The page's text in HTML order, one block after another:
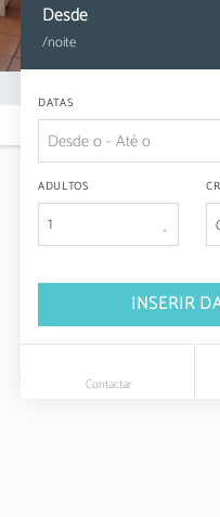
Desde
/noite
DATAS
ADULTOS
1
INSERIR
Contactar